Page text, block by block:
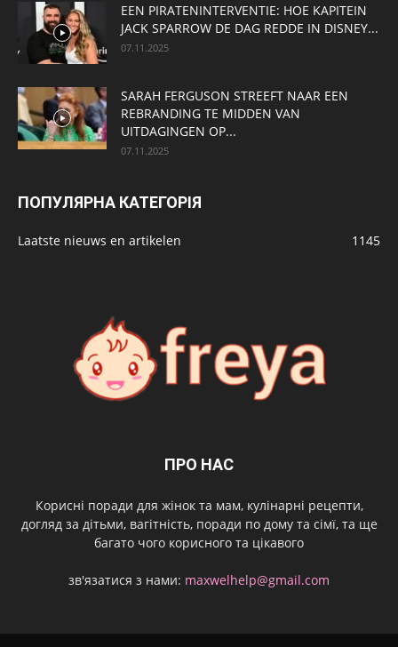
EEN PIRATENINTERVENTIE: HOE KAPITEIN
JACK SPARROW DE DAG REDDE IN DISNEY...
07.11.2025
SARAH FERGUSON STREEFT NAAR EEN
REBRANDING TE MIDDEN VAN
UITDAGINGEN OP...
07.11.2025
ПОПУЛЯРНА КАТЕГОРІЯ
Laatste nieuws en artikelen 1145
ПРО НАС
Корисні поради для жінок та мам, кулінарні рецепти,
догляд за дітьми, вагітність, поради по дому та сімї, та ще
багато чого корисного та цікавого
зв'язатися з нами: maxwelhelp@gmail.com